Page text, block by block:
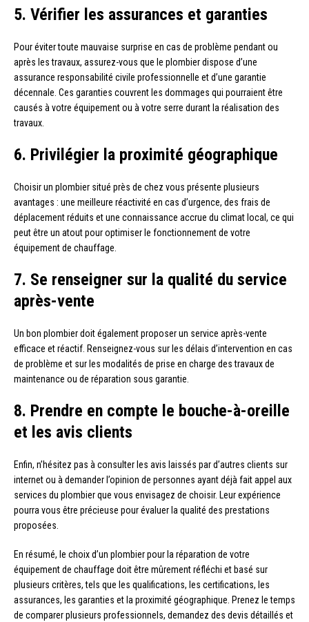
5. Vérifier les assurances et garanties
Pour éviter toute mauvaise surprise en cas de problème pendant ou
après les travaux, assurez-vous que le plombier dispose d’une
assurance responsabilité civile professionnelle et d’une garantie
décennale. Ces garanties couvrent les dommages qui pourraient être
causés à votre équipement ou à votre serre durant la réalisation des
travaux.
6. Privilégier la proximité géographique
Choisir un plombier situé près de chez vous présente plusieurs
avantages : une meilleure réactivité en cas d’urgence, des frais de
déplacement réduits et une connaissance accrue du climat local, ce qui
peut être un atout pour optimiser le fonctionnement de votre
équipement de chauffage.
7. Se renseigner sur la qualité du service
après-vente
Un bon plombier doit également proposer un service après-vente
efficace et réactif. Renseignez-vous sur les délais d’intervention en cas
de problème et sur les modalités de prise en charge des travaux de
maintenance ou de réparation sous garantie.
8. Prendre en compte le bouche-à-oreille
et les avis clients
Enfin, n’hésitez pas à consulter les avis laissés par d’autres clients sur
internet ou à demander l’opinion de personnes ayant déjà fait appel aux
services du plombier que vous envisagez de choisir. Leur expérience
pourra vous être précieuse pour évaluer la qualité des prestations
proposées.
En résumé, le choix d’un plombier pour la réparation de votre
équipement de chauffage doit être mûrement réfléchi et basé sur
plusieurs critères, tels que les qualifications, les certifications, les
assurances, les garanties et la proximité géographique. Prenez le temps
de comparer plusieurs professionnels, demandez des devis détaillés et